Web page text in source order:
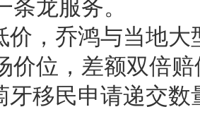
价，乔鸿与当地
价位，差额双倍
牙移民申请递交